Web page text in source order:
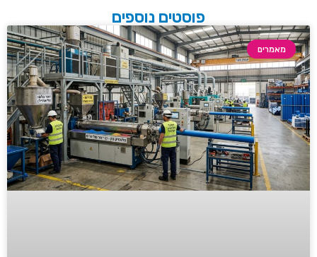
פוסטים נוספים
מאמרים